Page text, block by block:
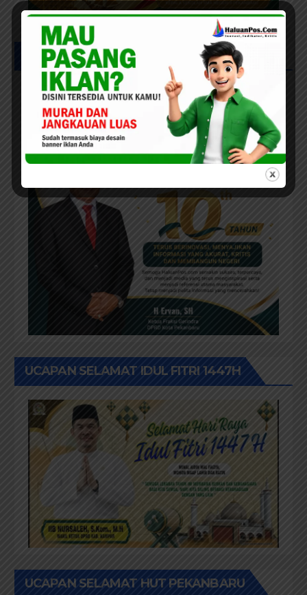
UCAPAN MILAD HPC
UCAPAN SELAMAT IDUL FITRI 1447H
UCAPAN SELAMAT HUT PEKANBARU